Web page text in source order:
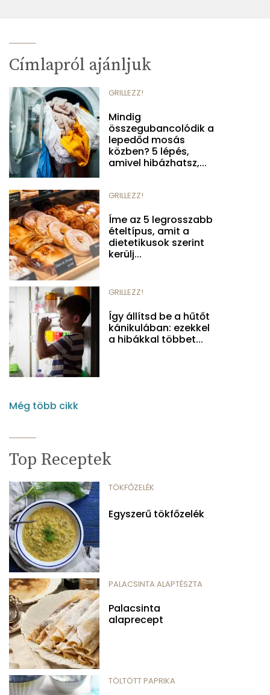
Címlapról ajánljuk
GRILLEZZ!
Mindig
összegubancolódik a
lepedőd mosás
közben? 5 lépés,
amivel hibázhatsz,...
GRILLEZZ!
Íme az 5 legrosszabb
ételtípus, amit a
dietetikusok szerint
kerülj...
GRILLEZZ!
Így állítsd be a hűtőt
kánikulában: ezekkel
a hibákkal többet...
Még több cikk
Top Receptek
TÖKFŐZELÉK
Egyszerű tökfőzelék
PALACSINTA ALAPTÉSZTA
Palacsinta
alaprecept
TÖLTÖTT PAPRIKA